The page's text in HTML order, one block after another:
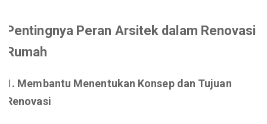
Pentingnya Peran Arsitek dalam Renovasi
Rumah
1. Membantu Menentukan Konsep dan Tujuan
Renovasi